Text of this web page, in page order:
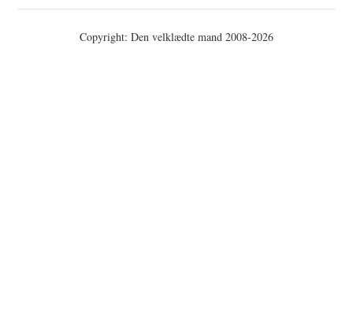
Copyright: Den velklædte mand 2008-2026